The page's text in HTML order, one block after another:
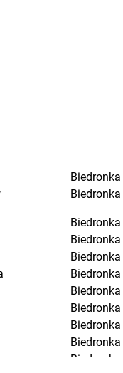
Biedronka
Biedronka
Biedronka
Biedronka
Biedronka
Biedronka
Biedronka
Biedronka
Biedronka
Biedronka
Biedronka